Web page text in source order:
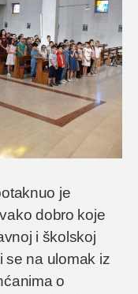
je
dobro koje
i školskoj
se na ulomak iz
o